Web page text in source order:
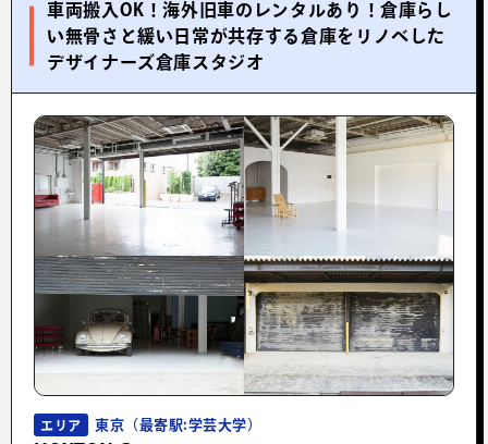
車両搬入OK！海外旧車のレンタルあり！倉庫らし
い無骨さと緩い日常が共存する倉庫をリノベした
デザイナーズ倉庫スタジオ
エリア 東京（最寄駅:学芸大学）